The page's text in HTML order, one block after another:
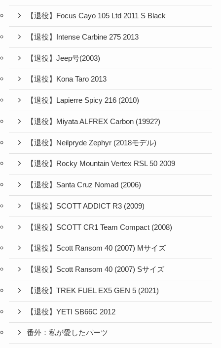
【退役】Focus Cayo 105 Ltd 2011 S Black
【退役】Intense Carbine 275 2013
【退役】Jeep号(2003)
【退役】Kona Taro 2013
【退役】Lapierre Spicy 216 (2010)
【退役】Miyata ALFREX Carbon (1992?)
【退役】Neilpryde Zephyr (2018モデル)
【退役】Rocky Mountain Vertex RSL 50 2009
【退役】Santa Cruz Nomad (2006)
【退役】SCOTT ADDICT R3 (2009)
【退役】SCOTT CR1 Team Compact (2008)
【退役】Scott Ransom 40 (2007) Mサイズ
【退役】Scott Ransom 40 (2007) Sサイズ
【退役】TREK FUEL EX5 GEN 5 (2021)
【退役】YETI SB66C 2012
番外：私が愛したパーツ